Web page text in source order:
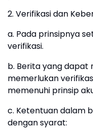
2. Verifikasi dan
a. Pada prinsipnya
verifikasi.
b. Berita yang dapat
memerlukan
memenuhi prinsip
c. Ketentuan dalam
dengan syarat: